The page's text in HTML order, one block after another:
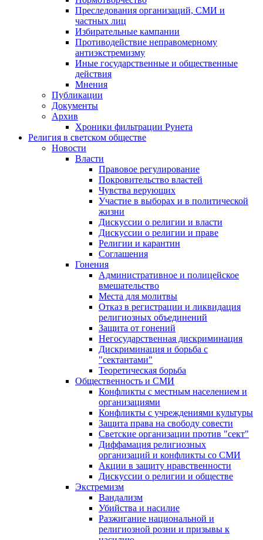
Преследования организаций, СМИ и
частных лиц
Избирательные кампании
Противодействие неправомерному
антиэкстремизму
Иные государственные и общественные
действия
Мнения
Публикации
Документы
Архив
Хроники фильтрации Рунета
Религия в светском обществе
Новости
Власти
Правовое регулирование
Покровительство властей
Чувства верующих
Участие в выборах и в политической
жизни
Дискуссии о религии и власти
Дискуссии о религии и праве
Религии и карантин
Соглашения
Гонения
Административное и полицейское
вмешательство
Места для молитвы
Отказ в регистрации и ликвидация
религиозных объединений
Защита от гонений
Негосударственная дискриминация
Дискриминация и борьба с
"сектантами"
Теоретическая борьба
Общественность и СМИ
Конфликты с местным населением и
организациями
Конфликты с учреждениями культуры
Защита права на свободу совести
Светские организации против "сект"
Диффамация религиозных
организаций и конфликты со СМИ
Акции в защиту нравственности
Дискуссии о религии и обществе
Экстремизм
Вандализм
Убийства и насилие
Разжигание национальной и
религиозной розни и призывы к